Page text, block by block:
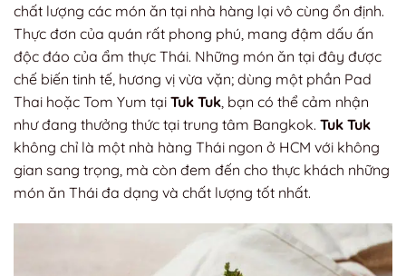
chất lượng các món ăn tại nhà hàng lại vô cùng ổn định.
Thực đơn của quán rất phong phú, mang đậm dấu ấn
độc đáo của ẩm thực Thái. Những món ăn tại đây được
chế biến tinh tế, hương vị vừa vặn; dùng một phần Pad
Thai hoặc Tom Yum tại Tuk Tuk , bạn có thể cảm nhận
như đang thưởng thức tại trung tâm Bangkok. Tuk Tuk
không chỉ là một nhà hàng Thái ngon ở HCM với không
gian sang trọng, mà còn đem đến cho thực khách những
món ăn Thái đa dạng và chất lượng tốt nhất.